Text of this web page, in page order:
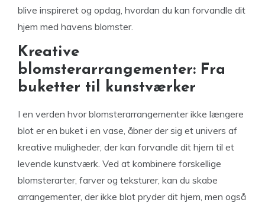
blive inspireret og opdag, hvordan du kan forvandle dit
hjem med havens blomster.
Kreative
blomsterarrangementer: Fra
buketter til kunstværker
I en verden hvor blomsterarrangementer ikke længere
blot er en buket i en vase, åbner der sig et univers af
kreative muligheder, der kan forvandle dit hjem til et
levende kunstværk. Ved at kombinere forskellige
blomsterarter, farver og teksturer, kan du skabe
arrangementer, der ikke blot pryder dit hjem, men også